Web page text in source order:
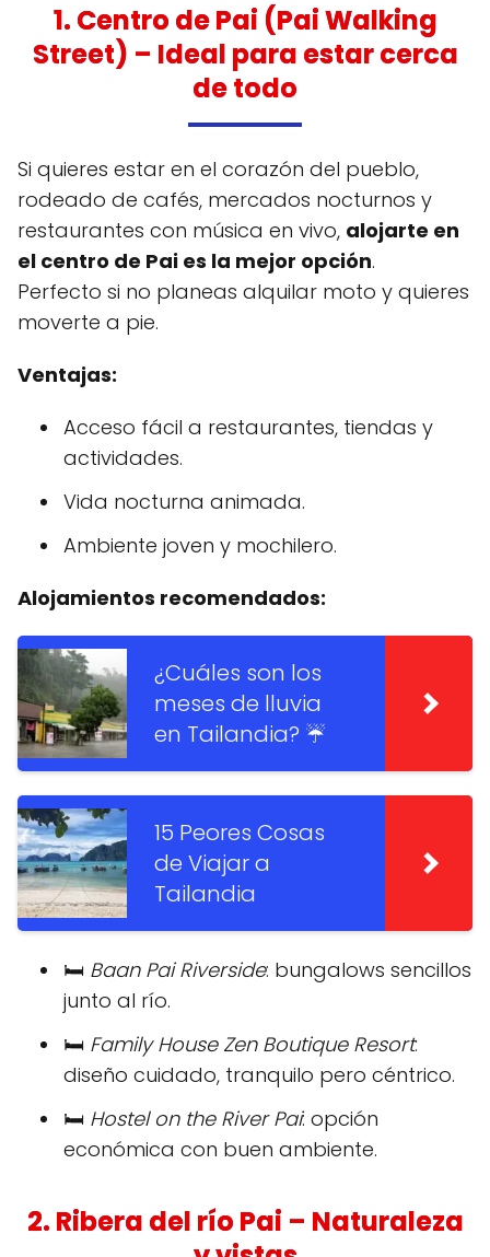
1. Centro de Pai (Pai Walking
Street) – Ideal para estar cerca
de todo
Si quieres estar en el corazón del pueblo,
rodeado de cafés, mercados nocturnos y
restaurantes con música en vivo, alojarte en
el centro de Pai es la mejor opción.
Perfecto si no planeas alquilar moto y quieres
moverte a pie.
Ventajas:
Acceso fácil a restaurantes, tiendas y
actividades.
Vida nocturna animada.
Ambiente joven y mochilero.
Alojamientos recomendados:
¿Cuáles son los
meses de lluvia
en Tailandia? ☔️
15 Peores Cosas
de Viajar a
Tailandia
🛏️ Baan Pai Riverside: bungalows sencillos
junto al río.
🛏️ Family House Zen Boutique Resort:
diseño cuidado, tranquilo pero céntrico.
🛏️ Hostel on the River Pai: opción
económica con buen ambiente.
2. Ribera del río Pai – Naturaleza